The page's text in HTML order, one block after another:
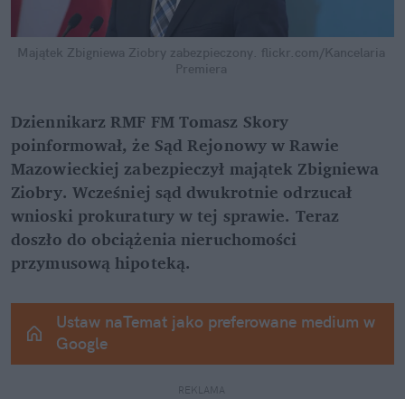
Majątek Zbigniewa Ziobry zabezpieczony. flickr.com/Kancelaria
Premiera
Dziennikarz RMF FM Tomasz Skory
poinformował, że Sąd Rejonowy w Rawie
Mazowieckiej zabezpieczył majątek Zbigniewa
Ziobry. Wcześniej sąd dwukrotnie odrzucał
wnioski prokuratury w tej sprawie. Teraz
doszło do obciążenia nieruchomości
przymusową hipoteką.
Ustaw naTemat jako preferowane medium w
Google
REKLAMA